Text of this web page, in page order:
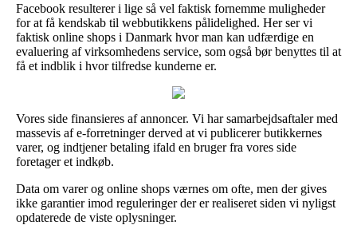
Facebook resulterer i lige så vel faktisk fornemme muligheder
for at få kendskab til webbutikkens pålidelighed. Her ser vi
faktisk online shops i Danmark hvor man kan udfærdige en
evaluering af virksomhedens service, som også bør benyttes til at
få et indblik i hvor tilfredse kunderne er.
Vores side finansieres af annoncer. Vi har samarbejdsaftaler med
massevis af e-forretninger derved at vi publicerer butikkernes
varer, og indtjener betaling ifald en bruger fra vores side
foretager et indkøb.
Data om varer og online shops værnes om ofte, men der gives
ikke garantier imod reguleringer der er realiseret siden vi nyligst
opdaterede de viste oplysninger.